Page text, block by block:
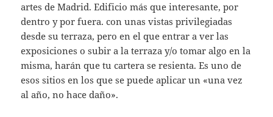
artes de Madrid. Edificio más que interesante, por
dentro y por fuera. con unas vistas privilegiadas
desde su terraza, pero en el que entrar a ver las
exposiciones o subir a la terraza y/o tomar algo en la
misma, harán que tu cartera se resienta. Es uno de
esos sitios en los que se puede aplicar un «una vez
al año, no hace daño».